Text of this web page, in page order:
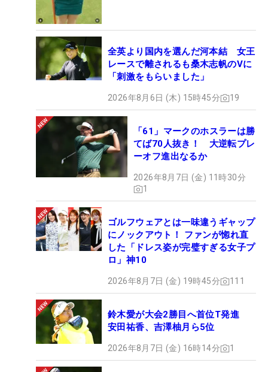
全英より国内を選んだ河本結 女王
レースで離されるも桑木志帆のVに
「刺激をもらいました」
2026年8月6日 (木) 15時45分 19
「61」マークのホスラーは勝
てば70人抜き！ 大逆転プレ
ーオフ進出なるか
2026年8月7日 (金) 11時30分
1
ゴルフウェアとは一味違うギャップ
にノックアウト！ ファンが惚れ直
した「ドレス姿が完璧すぎる女子プ
ロ」神10
2026年8月7日 (金) 19時45分 111
鈴木愛が大会2勝目へ首位T発進
安田祐香、吉澤柚月ら5位
2026年8月7日 (金) 16時14分 1